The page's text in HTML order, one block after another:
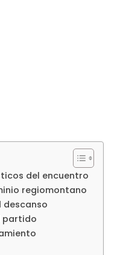
del encuentro
regiomontano
descanso
partido